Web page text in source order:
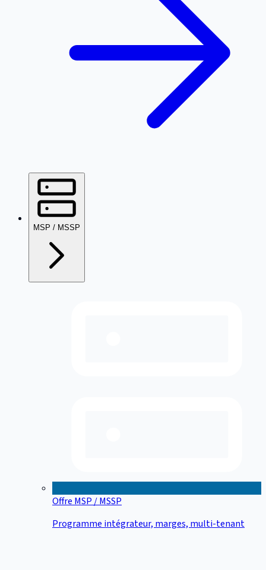
MSP / MSSP
Offre MSP / MSSP
Programme intégrateur, marges, multi-tenant